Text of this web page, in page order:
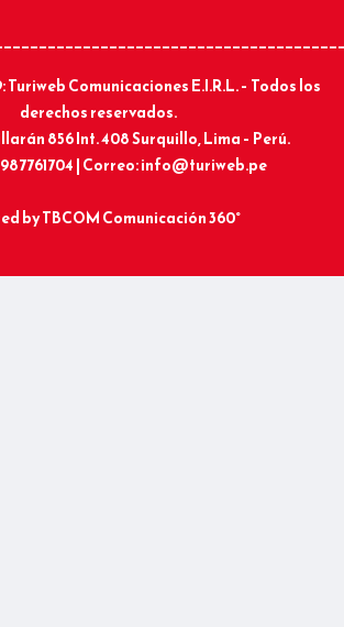
Comunicaciones E.I.R.L. – Todos los
derechos reservados.
856 Int. 408 Surquillo, Lima – Perú.
987761704 | Correo: info@turiweb.pe
byTBCOM Comunicación 360°